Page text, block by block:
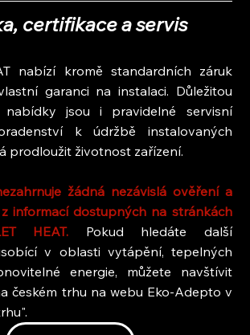
certifikace a servis
nabízí kromě standardních záruk
garanci na instalaci. Důležitou
nabídky jsou i pravidelné servisní
k údržbě instalovaných
prodloužit životnost zařízení.
žádná nezávislá ověření a
informací dostupných na stránkách
HEAT. Pokud hledáte další
v oblasti vytápění, tepelných
energie, můžete navštívit
českém trhu na webu Eko-Adepto v